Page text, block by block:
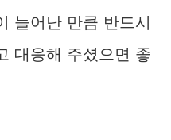
늘어난 만큼 반드시
대응해 주셨으면 좋